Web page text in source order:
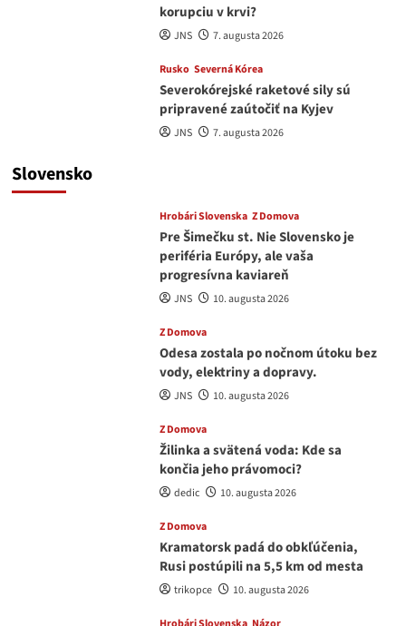
korupciu v krvi?
JNS 7. augusta 2026
Rusko Severná Kórea
Severokórejské raketové sily sú
pripravené zaútočiť na Kyjev
JNS 7. augusta 2026
Slovensko
Hrobári Slovenska Z Domova
Pre Šimečku st. Nie Slovensko je
periféria Európy, ale vaša
progresívna kaviareň
JNS 10. augusta 2026
Z Domova
Odesa zostala po nočnom útoku bez
vody, elektriny a dopravy.
JNS 10. augusta 2026
Z Domova
Žilinka a svätená voda: Kde sa
končia jeho právomoci?
dedic 10. augusta 2026
Z Domova
Kramatorsk padá do obkľúčenia,
Rusi postúpili na 5,5 km od mesta
trikopce 10. augusta 2026